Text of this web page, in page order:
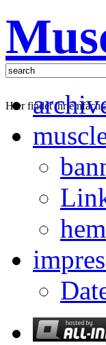
Hier findet ihr einfach